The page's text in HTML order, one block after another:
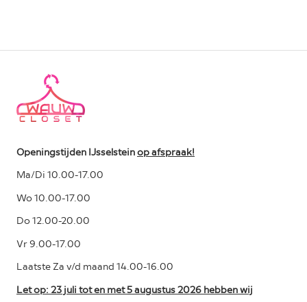
Openingstijden IJsselsteinop afspraak!
Ma/Di 10.00-17.00
Wo 10.00-17.00
Do 12.00-20.00
Vr 9.00-17.00
Laatste Za v/d maand 14.00-16.00
Let op: 23 juli tot en met 5 augustus 2026 hebben wij